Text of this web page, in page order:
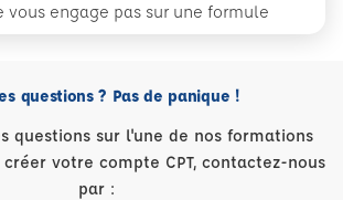
vous engage pas sur une formule
questions ? Pas de panique !
questions sur l'une de nos formations
votre compte CPT, contactez-nous
par :